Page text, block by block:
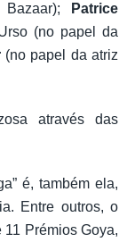
Patrice
(no papel da
(no papel da atriz
através das
é, também ela,
Entre outros, o
11 Prémios Goya,